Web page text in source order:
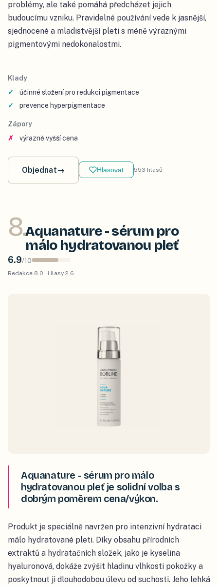
problémy, ale také pomáhá předcházet jejich
budoucímu vzniku. Pravidelné používání vede k jasnější,
sjednocené a mladistvější pleti s méně výraznými
pigmentovými nedokonalostmi.
Klady
účinné složení pro redukci pigmentace
prevence hyperpigmentace
Zápory
výrazně vyšší cena
Objednat→ Hlasovat 553 hlasů
8.Aquanature - sérum pro
málo hydratovanou pleť
6.9/10
Redakce 8.0 · Hlasy 2.6
Aquanature - sérum pro málo
hydratovanou pleť je solidní volba s
dobrým poměrem cena/výkon.
Produkt je speciálně navržen pro intenzivní hydrataci
málo hydratované pleti. Díky obsahu přírodních
extraktů a hydratačních složek, jako je kyselina
hyaluronová, dokáže zvýšit hladinu vlhkosti pokožky a
poskytnout ji dlouhodobou úlevu od suchosti. Jeho lehká